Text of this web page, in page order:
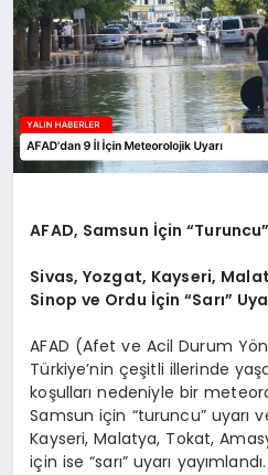
MAGAZİN
SAĞLIK
AFAD, Samsun İçin
Sivas, Yozgat, Kayseri,
Sinop ve Ordu İçin “Sarı”
AFAD (Afet ve Acil Durum
Türkiye’nin çeşitli illerinde
koşulları nedeniyle bir
Samsun için “turuncu” uyarı
Kayseri, Malatya, Tokat,
için ise “sarı” uyarı yayımlandı.